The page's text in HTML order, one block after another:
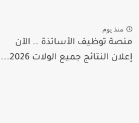
منذ يوم
منصة توظيف الأساتذة .. الآن
إعلان النتائج جميع الولات 2026...